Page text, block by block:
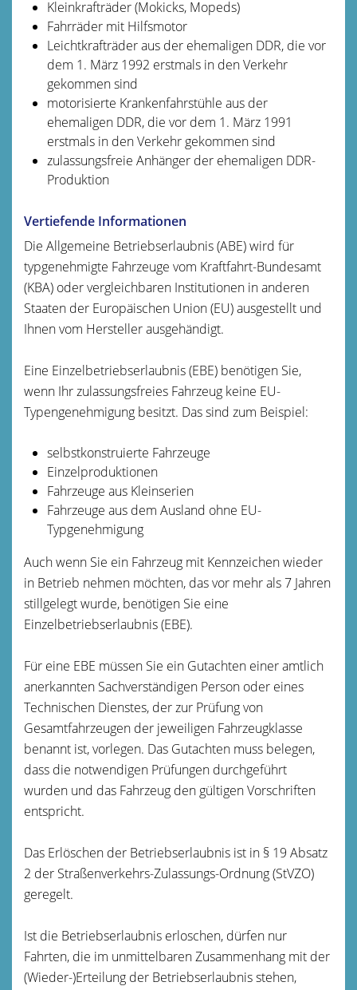
Kleinkrafträder (Mokicks, Mopeds)
Fahrräder mit Hilfsmotor
Leichtkrafträder aus der ehemaligen DDR, die vor
dem 1. März 1992 erstmals in den Verkehr
gekommen sind
motorisierte Krankenfahrstühle aus der
ehemaligen DDR, die vor dem 1. März 1991
erstmals in den Verkehr gekommen sind
zulassungsfreie Anhänger der ehemaligen DDR-
Produktion
Vertiefende Informationen
Die Allgemeine Betriebserlaubnis (ABE) wird für
typgenehmigte Fahrzeuge vom Kraftfahrt-Bundesamt
(KBA) oder vergleichbaren Institutionen in anderen
Staaten der Europäischen Union (EU) ausgestellt und
Ihnen vom Hersteller ausgehändigt.
Eine Einzelbetriebserlaubnis (EBE) benötigen Sie,
wenn Ihr zulassungsfreies Fahrzeug keine EU-
Typengenehmigung besitzt. Das sind zum Beispiel:
selbstkonstruierte Fahrzeuge
Einzelproduktionen
Fahrzeuge aus Kleinserien
Fahrzeuge aus dem Ausland ohne EU-
Typgenehmigung
Auch wenn Sie ein Fahrzeug mit Kennzeichen wieder
in Betrieb nehmen möchten, das vor mehr als 7 Jahren
stillgelegt wurde, benötigen Sie eine
Einzelbetriebserlaubnis (EBE).
Für eine EBE müssen Sie ein Gutachten einer amtlich
anerkannten Sachverständigen Person oder eines
Technischen Dienstes, der zur Prüfung von
Gesamtfahrzeugen der jeweiligen Fahrzeugklasse
benannt ist, vorlegen. Das Gutachten muss belegen,
dass die notwendigen Prüfungen durchgeführt
wurden und das Fahrzeug den gültigen Vorschriften
entspricht.
Das Erlöschen der Betriebserlaubnis ist in § 19 Absatz
2 der Straßenverkehrs-Zulassungs-Ordnung (StVZO)
geregelt.
Ist die Betriebserlaubnis erloschen, dürfen nur
Fahrten, die im unmittelbaren Zusammenhang mit der
(Wieder-)Erteilung der Betriebserlaubnis stehen,